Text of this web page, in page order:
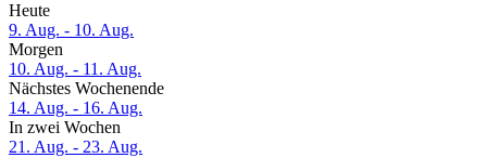
Heute
9. Aug. - 10. Aug.
Morgen
10. Aug. - 11. Aug.
Nächstes Wochenende
14. Aug. - 16. Aug.
In zwei Wochen
21. Aug. - 23. Aug.